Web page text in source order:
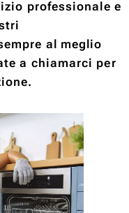
professionale e
al meglio
a chiamarci per